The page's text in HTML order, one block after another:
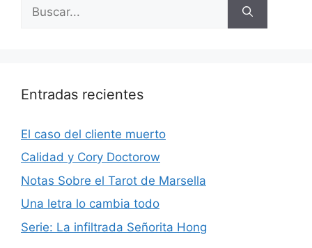
Entradas recientes
El caso del cliente muerto
Calidad y Cory Doctorow
Notas Sobre el Tarot de Marsella
Una letra lo cambia todo
Serie: La infiltrada Señorita Hong